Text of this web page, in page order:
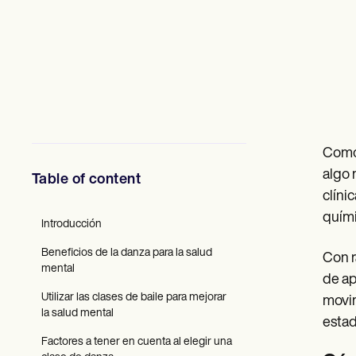
Comparación
Códigos ICD
Procedure Codes
Superbill Template
Treatment Plan Template
Informed Consent Form
DAR Note Template
Table of content
Introducción
Beneficios de la danza para la salud
mental
Utilizar las clases de baile para mejorar
la salud mental
Factores a tener en cuenta al elegir una
algo
Con
de